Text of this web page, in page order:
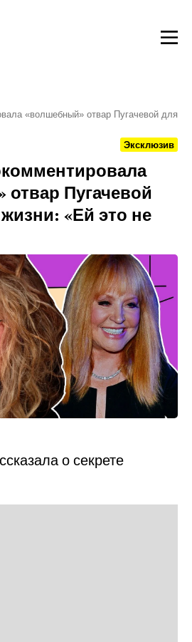
«волшебный» отвар Пугачевой для
Эксклюзив
Пугачевой
«Ей это не
о секрете